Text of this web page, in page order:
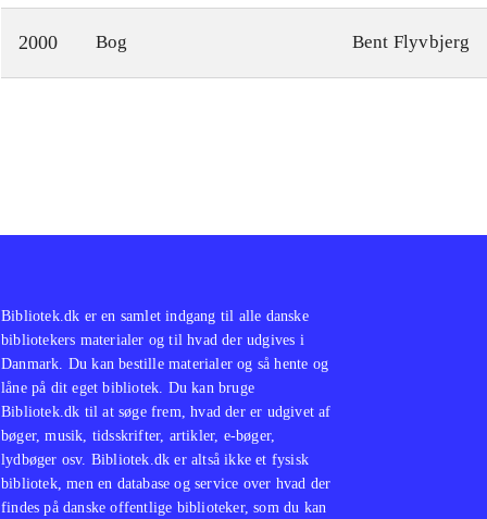
2000 Bog Bent Flyvbjerg
Bibliotek.dk er en samlet indgang til alle danske
bibliotekers materialer og til hvad der udgives i
Danmark. Du kan bestille materialer og så hente og
låne på dit eget bibliotek. Du kan bruge
Bibliotek.dk til at søge frem, hvad der er udgivet af
bøger, musik, tidsskrifter, artikler, e-bøger,
lydbøger osv. Bibliotek.dk er altså ikke et fysisk
bibliotek, men en database og service over hvad der
findes på danske offentlige biblioteker, som du kan